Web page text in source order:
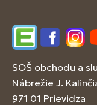
EdupageFacebook
SOŠ obchodu a
Nábrežie J.
971 01 Prievidza